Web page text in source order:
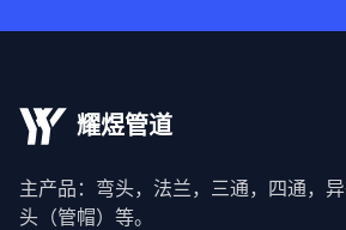
耀煜管道
主产品：弯头，法兰，三通，四通，
头（管帽）等。